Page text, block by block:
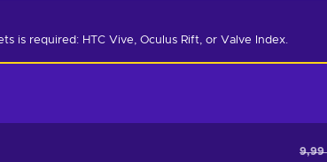
is required: HTC Vive, Oculus Rift, or Valve Index.
9,99